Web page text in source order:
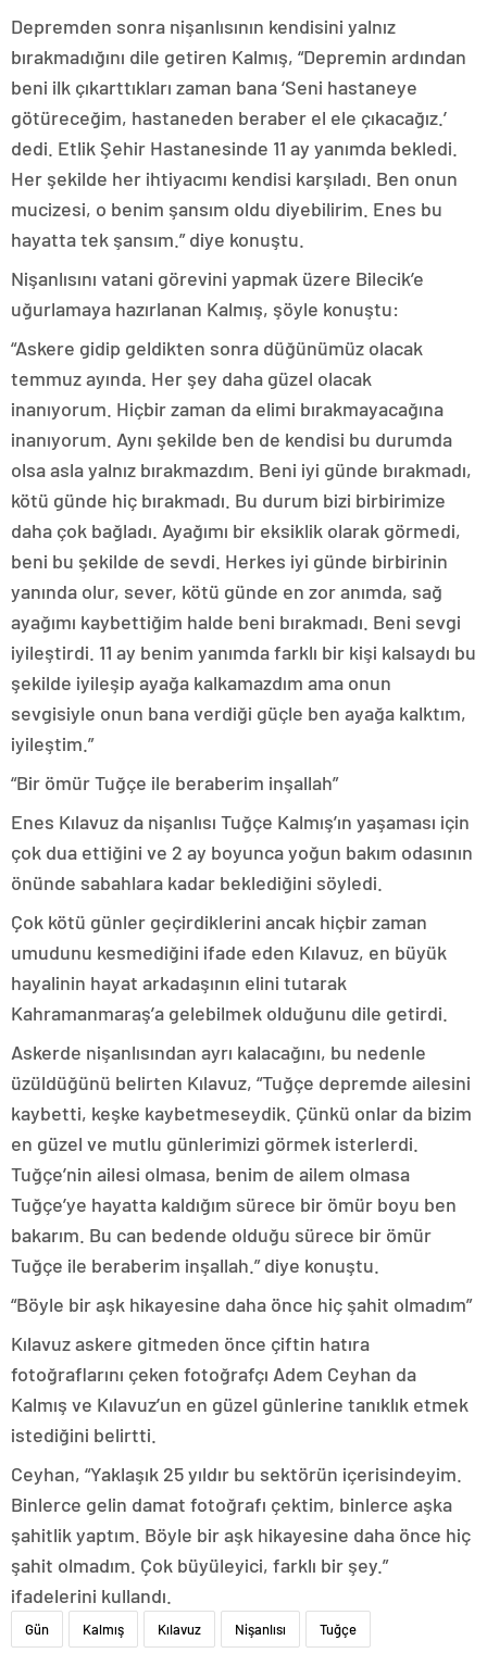
Depremden sonra nişanlısının kendisini yalnız
bırakmadığını dile getiren Kalmış, “Depremin ardından
beni ilk çıkarttıkları zaman bana ‘Seni hastaneye
götüreceğim, hastaneden beraber el ele çıkacağız.’
dedi. Etlik Şehir Hastanesinde 11 ay yanımda bekledi.
Her şekilde her ihtiyacımı kendisi karşıladı. Ben onun
mucizesi, o benim şansım oldu diyebilirim. Enes bu
hayatta tek şansım.” diye konuştu.
Nişanlısını vatani görevini yapmak üzere Bilecik’e
uğurlamaya hazırlanan Kalmış, şöyle konuştu:
“Askere gidip geldikten sonra düğünümüz olacak
temmuz ayında. Her şey daha güzel olacak
inanıyorum. Hiçbir zaman da elimi bırakmayacağına
inanıyorum. Aynı şekilde ben de kendisi bu durumda
olsa asla yalnız bırakmazdım. Beni iyi günde bırakmadı,
kötü günde hiç bırakmadı. Bu durum bizi birbirimize
daha çok bağladı. Ayağımı bir eksiklik olarak görmedi,
beni bu şekilde de sevdi. Herkes iyi günde birbirinin
yanında olur, sever, kötü günde en zor anımda, sağ
ayağımı kaybettiğim halde beni bırakmadı. Beni sevgi
iyileştirdi. 11 ay benim yanımda farklı bir kişi kalsaydı bu
şekilde iyileşip ayağa kalkamazdım ama onun
sevgisiyle onun bana verdiği güçle ben ayağa kalktım,
iyileştim.”
“Bir ömür Tuğçe ile beraberim inşallah”
Enes Kılavuz da nişanlısı Tuğçe Kalmış’ın yaşaması için
çok dua ettiğini ve 2 ay boyunca yoğun bakım odasının
önünde sabahlara kadar beklediğini söyledi.
Çok kötü günler geçirdiklerini ancak hiçbir zaman
umudunu kesmediğini ifade eden Kılavuz, en büyük
hayalinin hayat arkadaşının elini tutarak
Kahramanmaraş’a gelebilmek olduğunu dile getirdi.
Askerde nişanlısından ayrı kalacağını, bu nedenle
üzüldüğünü belirten Kılavuz, “Tuğçe depremde ailesini
kaybetti, keşke kaybetmeseydik. Çünkü onlar da bizim
en güzel ve mutlu günlerimizi görmek isterlerdi.
Tuğçe’nin ailesi olmasa, benim de ailem olmasa
Tuğçe’ye hayatta kaldığım sürece bir ömür boyu ben
bakarım. Bu can bedende olduğu sürece bir ömür
Tuğçe ile beraberim inşallah.” diye konuştu.
“Böyle bir aşk hikayesine daha önce hiç şahit olmadım”
Kılavuz askere gitmeden önce çiftin hatıra
fotoğraflarını çeken fotoğrafçı Adem Ceyhan da
Kalmış ve Kılavuz’un en güzel günlerine tanıklık etmek
istediğini belirtti.
Ceyhan, “Yaklaşık 25 yıldır bu sektörün içerisindeyim.
Binlerce gelin damat fotoğrafı çektim, binlerce aşka
şahitlik yaptım. Böyle bir aşk hikayesine daha önce hiç
şahit olmadım. Çok büyüleyici, farklı bir şey.”
ifadelerini kullandı.
Gün Kalmış Kılavuz Nişanlısı Tuğçe